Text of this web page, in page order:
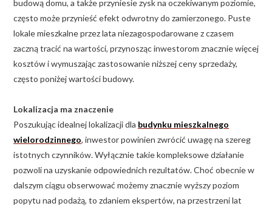
budową domu, a także przyniesie zysk na oczekiwanym poziomie,
często może przynieść efekt odwrotny do zamierzonego. Puste
lokale mieszkalne przez lata niezagospodarowane z czasem
zaczną tracić na wartości, przynosząc inwestorom znacznie więcej
kosztów i wymuszając zastosowanie niższej ceny sprzedaży,
często poniżej wartości budowy.
Lokalizacja ma znaczenie
Poszukując idealnej lokalizacji dla budynku mieszkalnego
wielorodzinnego, inwestor powinien zwrócić uwagę na szereg
istotnych czynników. Wyłącznie takie kompleksowe działanie
pozwoli na uzyskanie odpowiednich rezultatów. Choć obecnie w
dalszym ciągu obserwować możemy znacznie wyższy poziom
popytu nad podażą, to zdaniem ekspertów, na przestrzeni lat